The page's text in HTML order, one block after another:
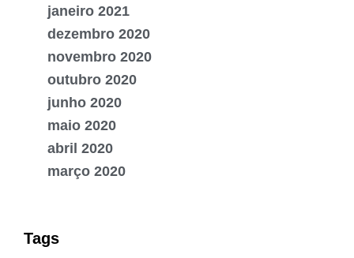
janeiro 2021
dezembro 2020
novembro 2020
outubro 2020
junho 2020
maio 2020
abril 2020
março 2020
Tags